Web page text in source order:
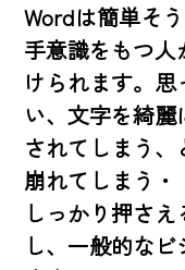
Wordは簡単そ
手意識をもつ
けられます。
い、文字を綺
されてしまう
崩れてしまう・
しっかり押さ
し、一般的な